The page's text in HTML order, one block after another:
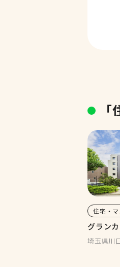
住宅・
グラン
埼玉県川